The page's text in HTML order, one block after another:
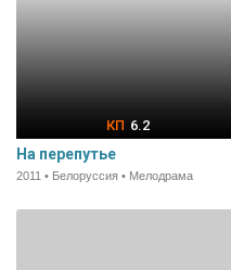
6.2
На перепутье
2011 • Белоруссия • Мелодрама